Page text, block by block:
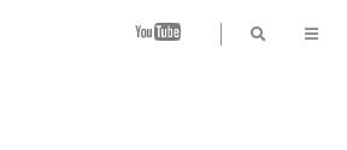
B